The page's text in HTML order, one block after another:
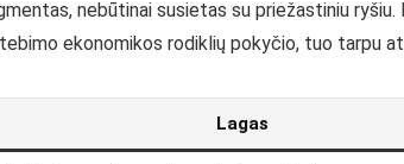
nebūtinai susietas su priežastiniu
ekonomikos rodiklių pokyčio, tuo tarpu
Lagas